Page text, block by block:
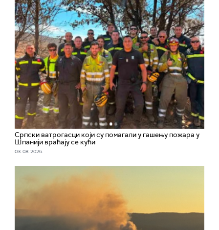
Српски ватрогасци који су помагали у гашењу пожара у
Шпанији враћају се кући
03. 08. 2026.